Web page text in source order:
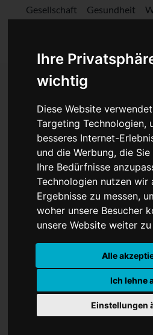
Ihre
wichtig
Diese Website
Targeting Technologien,
besseres Internet-
und die Werbung, die
Ihre Bedürfnisse
Technologien nutzen wir
Ergebnisse zu messen,
woher unsere Besucher
unsere Website weiter
Alle
Ich lehne
Einstellungen
Gesellschaft
Gesundheit
Kloses Club
Ein Tor nach nur 14